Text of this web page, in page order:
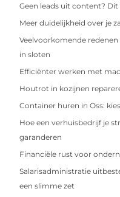
Geen leads uit content? Dit
Meer duidelijkheid over je
Veelvoorkomende
in sloten
Efficiënter werken met
Houtrot in kozijnen
Container huren in Oss:
Hoe een verhuisbedrijf je
garanderen
Financiële rust voor
Salarisadministratie
een slimme zet